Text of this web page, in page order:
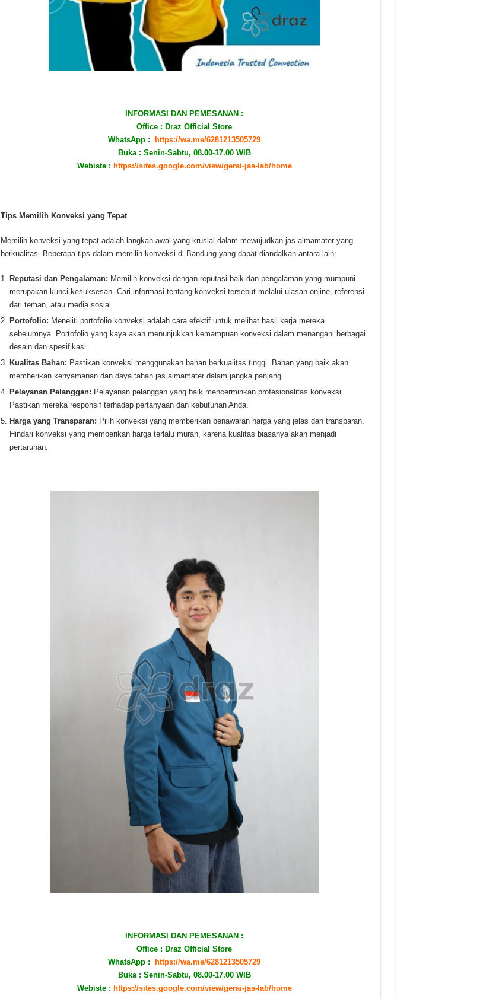
INFORMASI DAN PEMESANAN :
Office : Draz Official Store
WhatsApp : https://wa.me/6281213505729
Buka : Senin-Sabtu, 08.00-17.00 WIB
Webiste : https://sites.google.com/view/gerai-jas-lab/home
Tips Memilih Konveksi yang Tepat
Memilih konveksi yang tepat adalah langkah awal yang krusial dalam mewujudkan jas almamater yang
berkualitas. Beberapa tips dalam memilih konveksi di Bandung yang dapat diandalkan antara lain:
Reputasi dan Pengalaman: Memilih konveksi dengan reputasi baik dan pengalaman yang mumpuni
merupakan kunci kesuksesan. Cari informasi tentang konveksi tersebut melalui ulasan online, referensi
dari teman, atau media sosial.
Portofolio: Meneliti portofolio konveksi adalah cara efektif untuk melihat hasil kerja mereka
sebelumnya. Portofolio yang kaya akan menunjukkan kemampuan konveksi dalam menangani berbagai
desain dan spesifikasi.
Kualitas Bahan: Pastikan konveksi menggunakan bahan berkualitas tinggi. Bahan yang baik akan
memberikan kenyamanan dan daya tahan jas almamater dalam jangka panjang.
Pelayanan Pelanggan: Pelayanan pelanggan yang baik mencerminkan profesionalitas konveksi.
Pastikan mereka responsif terhadap pertanyaan dan kebutuhan Anda.
Harga yang Transparan: Pilih konveksi yang memberikan penawaran harga yang jelas dan transparan.
Hindari konveksi yang memberikan harga terlalu murah, karena kualitas biasanya akan menjadi
pertaruhan.
INFORMASI DAN PEMESANAN :
Office : Draz Official Store
WhatsApp :
https://wa.me/6281213505729
Buka : Senin-Sabtu, 08.00-17.00 WIB
Webiste : https://sites.google.com/view/gerai-jas-lab/home